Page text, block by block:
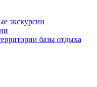
экскурсии
базы отдыха